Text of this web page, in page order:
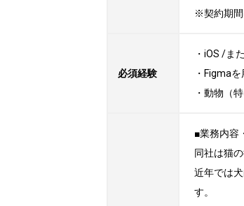
※契約期間
必須経験
・iOS /ま
・Figma
・動物（
■業務内容
同社は猫
近年では
す。